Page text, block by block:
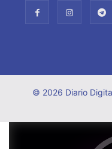
© 2026 Diario